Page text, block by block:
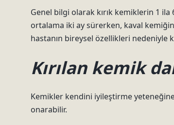
Genel bilgi olarak kırık kemiklerin 1
ortalama iki ay sürerken, kaval
hastanın bireysel özellikleri nedeniyle
Kırılan kemik
Kemikler kendini iyileştirme
onarabilir.